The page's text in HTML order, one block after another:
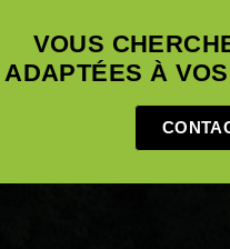
VOUS
ADAPTÉES À